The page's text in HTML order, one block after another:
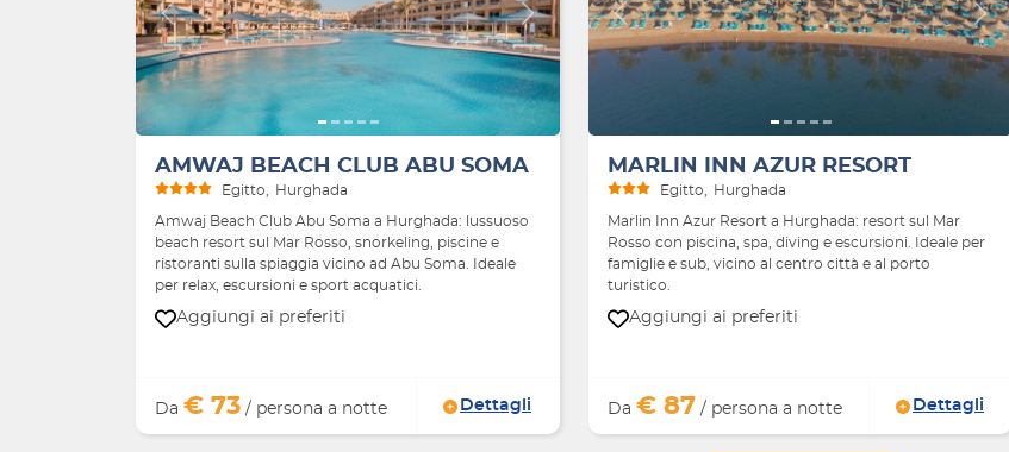
Indietro Avanti
AMWAJ BEACH CLUB ABU SOMA
Egitto Hurghada
Amwaj Beach Club Abu Soma a Hurghada: lussuoso
beach resort sul Mar Rosso, snorkeling, piscine e
ristoranti sulla spiaggia vicino ad Abu Soma. Ideale
per relax, escursioni e sport acquatici.
Aggiungi ai preferiti
Da € 73 / persona a notte Dettagli
Indietro
MARLIN INN AZUR RESORT
Egitto Hurghada
Marlin Inn Azur Resort a Hurghada: resort sul Mar
Rosso con piscina, spa, diving e escursioni. Ideale per
famiglie e sub, vicino al centro città e al porto
turistico.
Aggiungi ai preferiti
Da € 87 / persona a notte Dettagli